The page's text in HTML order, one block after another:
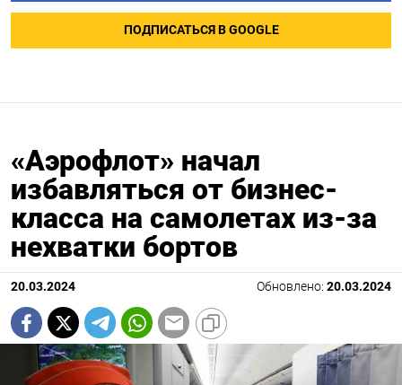
ПОДПИСАТЬСЯ В GOOGLE
«Аэрофлот» начал
избавляться от бизнес-
класса на самолетах из-за
нехватки бортов
20.03.2024 Обновлено: 20.03.2024